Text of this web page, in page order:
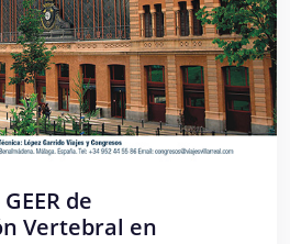
de
Vertebral en